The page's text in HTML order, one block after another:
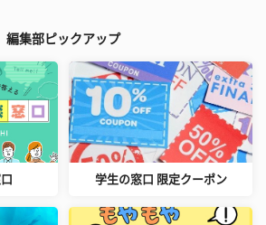
編集部ピックアップ
学生の窓口 限定クーポン